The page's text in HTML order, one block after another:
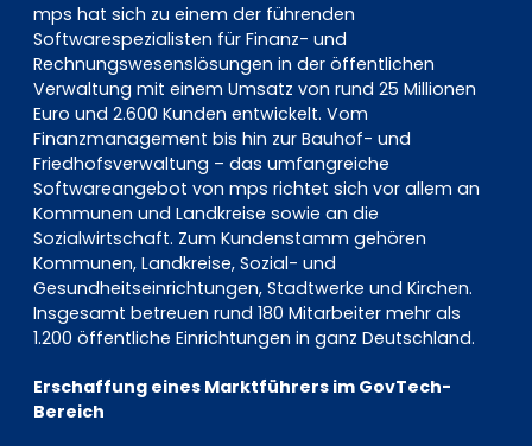
mps hat sich zu einem der führenden
Softwarespezialisten für Finanz- und
Rechnungswesenslösungen in der öffentlichen
Verwaltung mit einem Umsatz von rund 25 Millionen
Euro und 2.600 Kunden entwickelt. Vom
Finanzmanagement bis hin zur Bauhof- und
Friedhofsverwaltung – das umfangreiche
Softwareangebot von mps richtet sich vor allem an
Kommunen und Landkreise sowie an die
Sozialwirtschaft. Zum Kundenstamm gehören
Kommunen, Landkreise, Sozial- und
Gesundheitseinrichtungen, Stadtwerke und Kirchen.
Insgesamt betreuen rund 180 Mitarbeiter mehr als
1.200 öffentliche Einrichtungen in ganz Deutschland.
Erschaffung eines Marktführers im GovTech-
Bereich